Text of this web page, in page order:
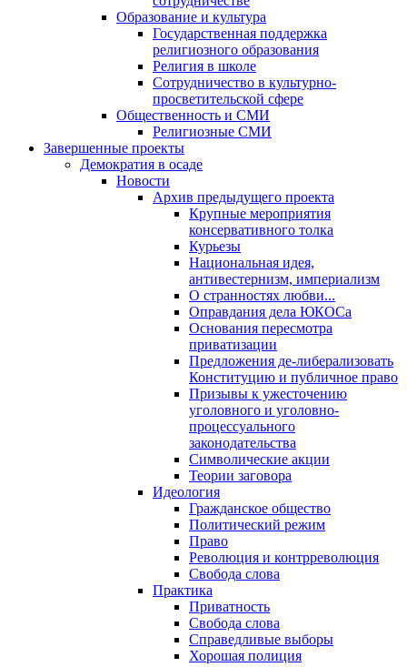
Образование и культура
Государственная поддержка
религиозного образования
Религия в школе
Сотрудничество в культурно-
просветительской сфере
Общественность и СМИ
Религиозные СМИ
Завершенные проекты
Демократия в осаде
Новости
Архив предыдущего проекта
Крупные мероприятия
консервативного толка
Курьезы
Национальная идея,
антивестернизм, империализм
О странностях любви...
Оправдания дела ЮКОСа
Основания пересмотра
приватизации
Предложения де-либерализовать
Конституцию и публичное право
Призывы к ужесточению
уголовного и уголовно-
процессуального
законодательства
Символические акции
Теории заговора
Идеология
Гражданское общество
Политический режим
Право
Революция и контрреволюция
Свобода слова
Практика
Приватность
Свобода слова
Справедливые выборы
Хорошая полиция